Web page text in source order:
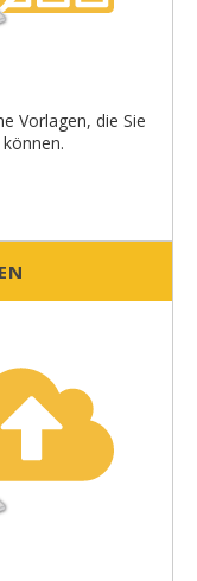
Vorlagen, die Sie